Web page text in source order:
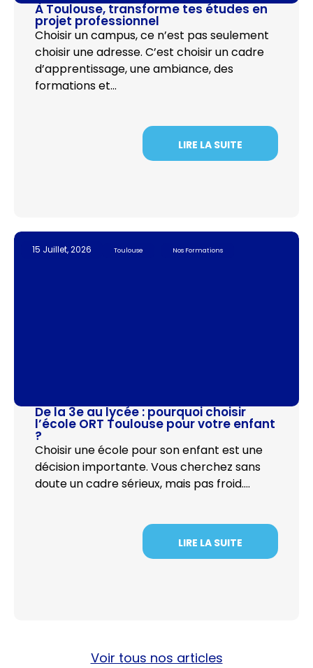
À Toulouse, transforme tes études en
projet professionnel
Choisir un campus, ce n’est pas seulement
choisir une adresse. C’est choisir un cadre
d’apprentissage, une ambiance, des
formations et…
LIRE LA SUITE
15 Juillet, 2026 Toulouse Nos Formations
De la 3e au lycée : pourquoi choisir
l’école ORT Toulouse pour votre enfant
?
Choisir une école pour son enfant est une
décision importante. Vous cherchez sans
doute un cadre sérieux, mais pas froid….
LIRE LA SUITE
Voir tous nos articles